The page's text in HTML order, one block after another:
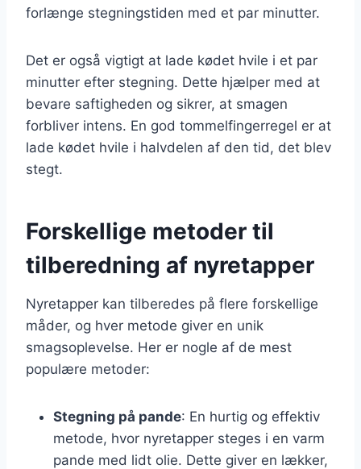
forlænge stegningstiden med et par minutter.
Det er også vigtigt at lade kødet hvile i et par
minutter efter stegning. Dette hjælper med at
bevare saftigheden og sikrer, at smagen
forbliver intens. En god tommelfingerregel er at
lade kødet hvile i halvdelen af den tid, det blev
stegt.
Forskellige metoder til
tilberedning af nyretapper
Nyretapper kan tilberedes på flere forskellige
måder, og hver metode giver en unik
smagsoplevelse. Her er nogle af de mest
populære metoder:
Stegning på pande: En hurtig og effektiv
metode, hvor nyretapper steges i en varm
pande med lidt olie. Dette giver en lækker,